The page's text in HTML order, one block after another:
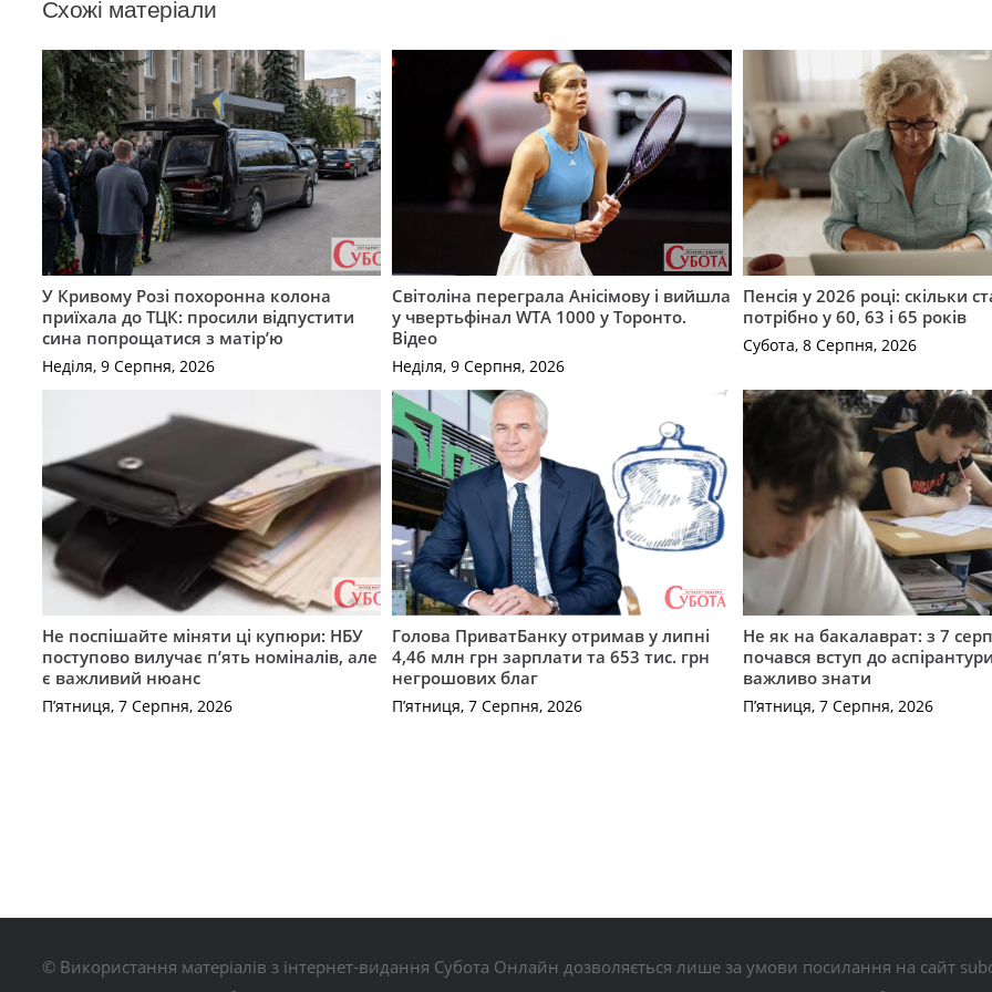
Схожі матеріали
У Кривому Розі похоронна колона
приїхала до ТЦК: просили відпустити
сина попрощатися з матір’ю
Неділя, 9 Серпня, 2026
Світоліна переграла Анісімову і вийшла
у чвертьфінал WTA 1000 у Торонто.
Відео
Неділя, 9 Серпня, 2026
Пенсія у 2026 році: скільки
потрібно у 60, 63 і 65 років
Субота, 8 Серпня, 2026
Не поспішайте міняти ці купюри: НБУ
поступово вилучає п’ять номіналів, але
є важливий нюанс
П’ятниця, 7 Серпня, 2026
Голова ПриватБанку отримав у липні
4,46 млн грн зарплати та 653 тис. грн
негрошових благ
П’ятниця, 7 Серпня, 2026
Не як на бакалаврат: з 7
почався вступ до
важливо знати
П’ятниця, 7 Серпня, 2026
© Використання матеріалів з інтернет-видання Субота Онлайн дозволяється лише за умови посилання на сайт